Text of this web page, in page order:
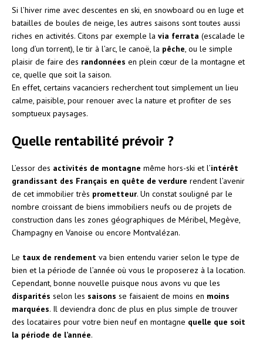
Si l’hiver rime avec descentes en ski, en snowboard ou en luge et
batailles de boules de neige, les autres saisons sont toutes aussi
riches en activités. Citons par exemple la via ferrata (escalade le
long d’un torrent), le tir à l’arc, le canoë, la pêche, ou le simple
plaisir de faire des randonnées en plein cœur de la montagne et
ce, quelle que soit la saison.
En effet, certains vacanciers recherchent tout simplement un lieu
calme, paisible, pour renouer avec la nature et profiter de ses
somptueux paysages.
Quelle rentabilité prévoir ?
L’essor des activités de montagne même hors-ski et l’intérêt
grandissant des Français en quête de verdure rendent l’avenir
de cet immobilier très prometteur. Un constat souligné par le
nombre croissant de biens immobiliers neufs ou de projets de
construction dans les zones géographiques de Méribel, Megève,
Champagny en Vanoise ou encore Montvalézan.
Le taux de rendement va bien entendu varier selon le type de
bien et la période de l’année où vous le proposerez à la location.
Cependant, bonne nouvelle puisque nous avons vu que les
disparités selon les saisons se faisaient de moins en moins
marquées. Il deviendra donc de plus en plus simple de trouver
des locataires pour votre bien neuf en montagne quelle que soit
la période de l’année.